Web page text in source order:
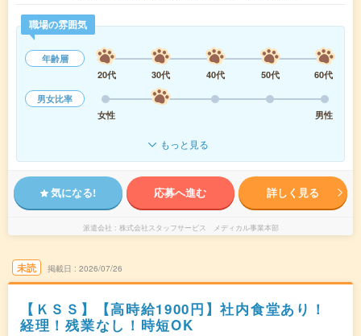
職場の雰囲気
年齢層
20代
30代 40代 50代
60代
男女比率
女性
男性
もっと見る
気になる! 応募へ進む 詳しく見る
派遣会社 株式会社スタッフサービス メディカル事業本部
未読 掲載日 2026/07/26
【ＫＳＳ】【高時給1900円】社内食堂あり！
経理！残業なし！時短OK